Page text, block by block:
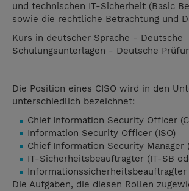
und technischen IT-Sicherheit (Basic
sowie die rechtliche Betrachtung und
Kurs in deutscher Sprache - Deutsche
Schulungsunterlagen - Deutsche
Die Position eines CISO wird in den
unterschiedlich bezeichnet:
Chief Information Security Officer
Information Security Officer (ISO)
Chief Information Security Manager
IT-Sicherheitsbeauftragter (IT-SB
Informationssicherheitsbeauftragter
Die Aufgaben, die diesen Rollen